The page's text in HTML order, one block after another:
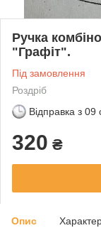
Ручка
"Графіт".
Під замовлення
Роздріб
Відправка з 09
320 ₴
Опис